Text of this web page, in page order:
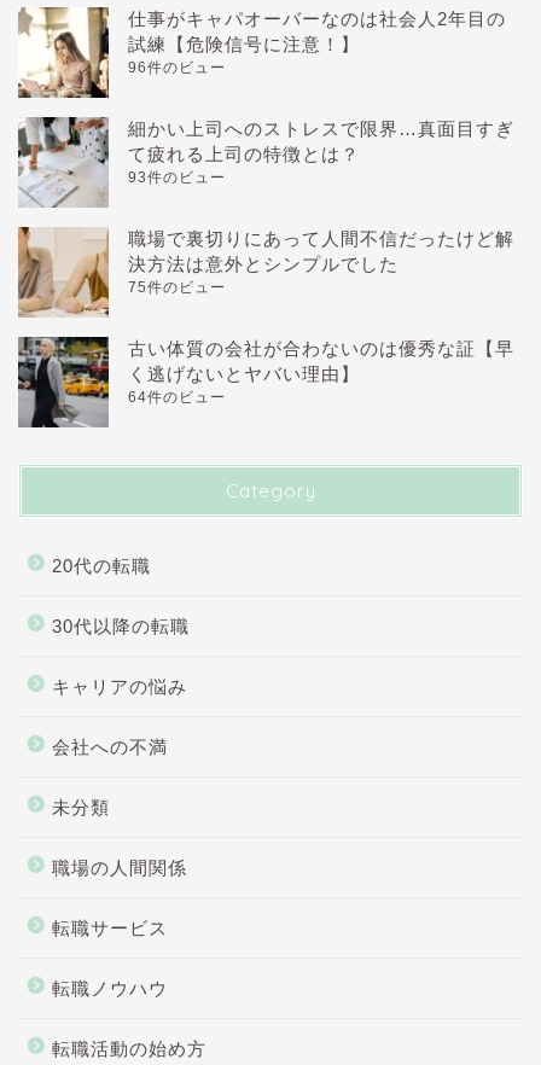
仕事がキャパオーバーなのは社会人2年目の
試練【危険信号に注意！】
96件のビュー
細かい上司へのストレスで限界…真面目すぎ
て疲れる上司の特徴とは？
93件のビュー
職場で裏切りにあって人間不信だったけど解
決方法は意外とシンプルでした
75件のビュー
古い体質の会社が合わないのは優秀な証【早
く逃げないとヤバい理由】
64件のビュー
Category
20代の転職
30代以降の転職
キャリアの悩み
会社への不満
未分類
職場の人間関係
転職サービス
転職ノウハウ
転職活動の始め方